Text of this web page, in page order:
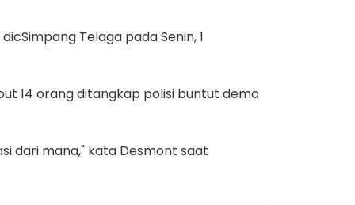
Telaga pada Senin, 1
14 orang ditangkap polisi buntut demo
dari mana," kata Desmont saat